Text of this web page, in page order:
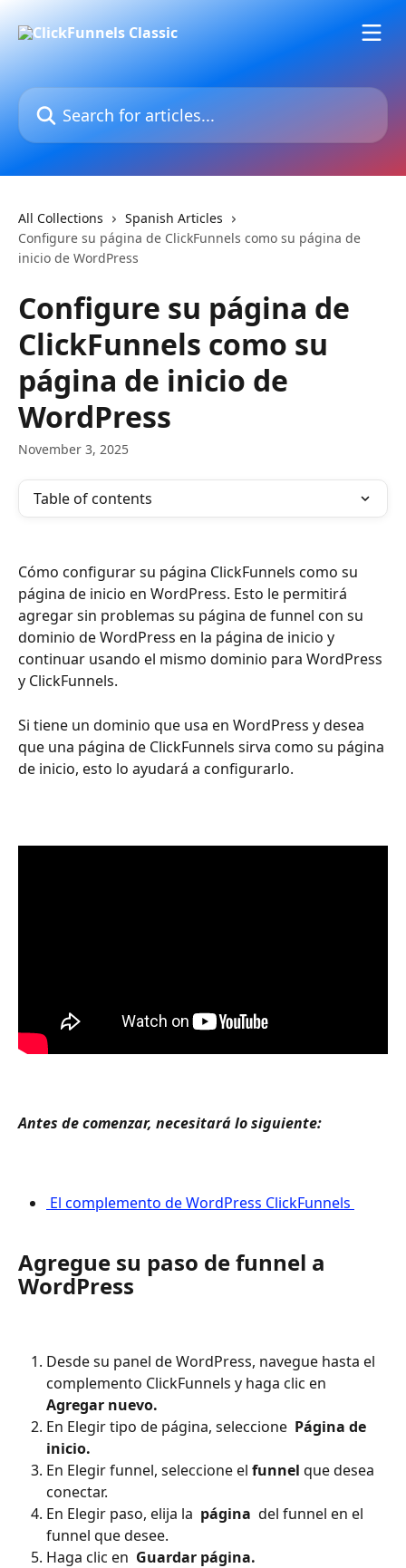
Search for articles...
All Collections
Spanish Articles
Configure su página de ClickFunnels como su página de
inicio de WordPress
Configure su página de
ClickFunnels como su
página de inicio de
WordPress
November 3, 2025
Table of contents
Cómo configurar su página ClickFunnels como su
página de inicio en WordPress. Esto le permitirá
agregar sin problemas su página de funnel con su
dominio de WordPress en la página de inicio y
continuar usando el mismo dominio para WordPress
y ClickFunnels.
Si tiene un dominio que usa en WordPress y desea
que una página de ClickFunnels sirva como su página
de inicio, esto lo ayudará a configurarlo.
Antes de comenzar, necesitará lo siguiente:
El complemento de WordPress ClickFunnels
Agregue su paso de funnel a
WordPress
Desde su panel de WordPress, navegue hasta el
complemento ClickFunnels y haga clic en
Agregar nuevo.
En Elegir tipo de página, seleccione Página de
inicio.
En Elegir funnel, seleccione el funnel que desea
conectar.
En Elegir paso, elija la página del funnel en el
funnel que desee.
Haga clic en Guardar página.